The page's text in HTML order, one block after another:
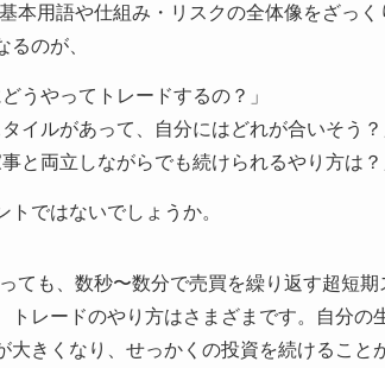
本用語や仕組み・リスクの全体像をざっ
るのが、
どうやってトレードするの？」
タイルがあって、自分にはどれが合いそう？
事と両立しながらでも続けられるやり方は？
トではないでしょうか。
ても、数秒〜数分で売買を繰り返す超短
トレードのやり方はさまざまです。自分
大きくなり、せっかくの投資を続けること